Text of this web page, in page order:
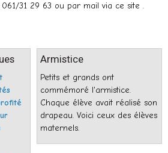
31 29 63 ou par mail via ce site .
Armistice
Petits et grands ont
commémoré l'armistice.
Chaque élève avait réalisé son
drapeau. Voici ceux des élèves
maternels.